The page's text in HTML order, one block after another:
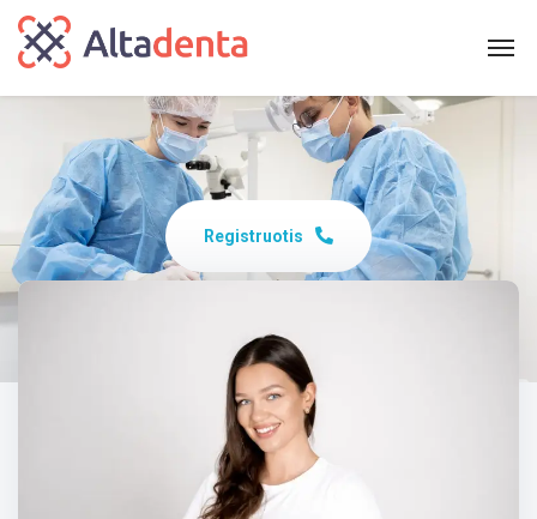
Registruotis